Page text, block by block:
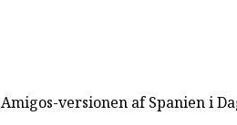
Amigos-versionen af Spanien i